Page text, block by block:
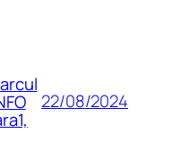
22/08/2024